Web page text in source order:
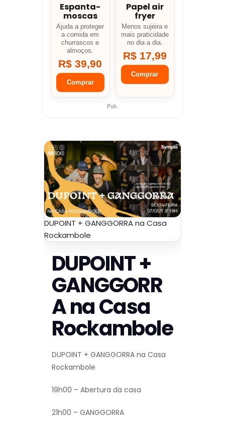
Espanta-
moscas
Ajuda a proteger
a comida em
churrascos e
almoços.
R$ 39,90
Comprar
Papel air
fryer
Menos sujeira e
mais praticidade
no dia a dia.
R$ 17,99
Comprar
Pub.
DUPOINT + GANGGORRA na Casa
Rockambole
DUPOINT +
GANGGORR
A na Casa
Rockambole
DUPOINT + GANGGORRA na Casa
Rockambole
19h00 – Abertura da casa
21h00 – GANGGORRA